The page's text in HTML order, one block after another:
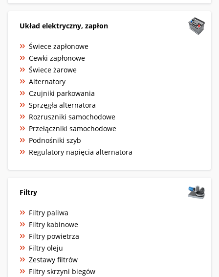
Układ elektryczny, zapłon
Świece zapłonowe
Cewki zapłonowe
Świece żarowe
Alternatory
Czujniki parkowania
Sprzęgła alternatora
Rozruszniki samochodowe
Przełączniki samochodowe
Podnośniki szyb
Regulatory napięcia alternatora
Filtry
Filtry paliwa
Filtry kabinowe
Filtry powietrza
Filtry oleju
Zestawy filtrów
Filtry skrzyni biegów